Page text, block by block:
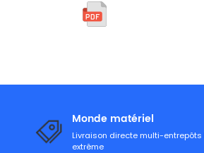
Monde matériel
Livraison directe multi-entrepôts
extrême